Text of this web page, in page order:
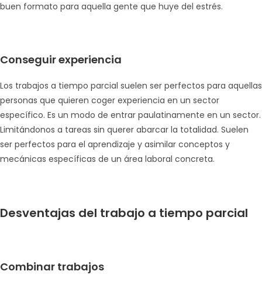
buen formato para aquella gente que huye del estrés.
Conseguir experiencia
Los trabajos a tiempo parcial suelen ser perfectos para aquellas
personas que quieren coger experiencia en un sector
específico. Es un modo de entrar paulatinamente en un sector.
Limitándonos a tareas sin querer abarcar la totalidad. Suelen
ser perfectos para el aprendizaje y asimilar conceptos y
mecánicas específicas de un área laboral concreta.
Desventajas del trabajo a tiempo parcial
Combinar trabajos